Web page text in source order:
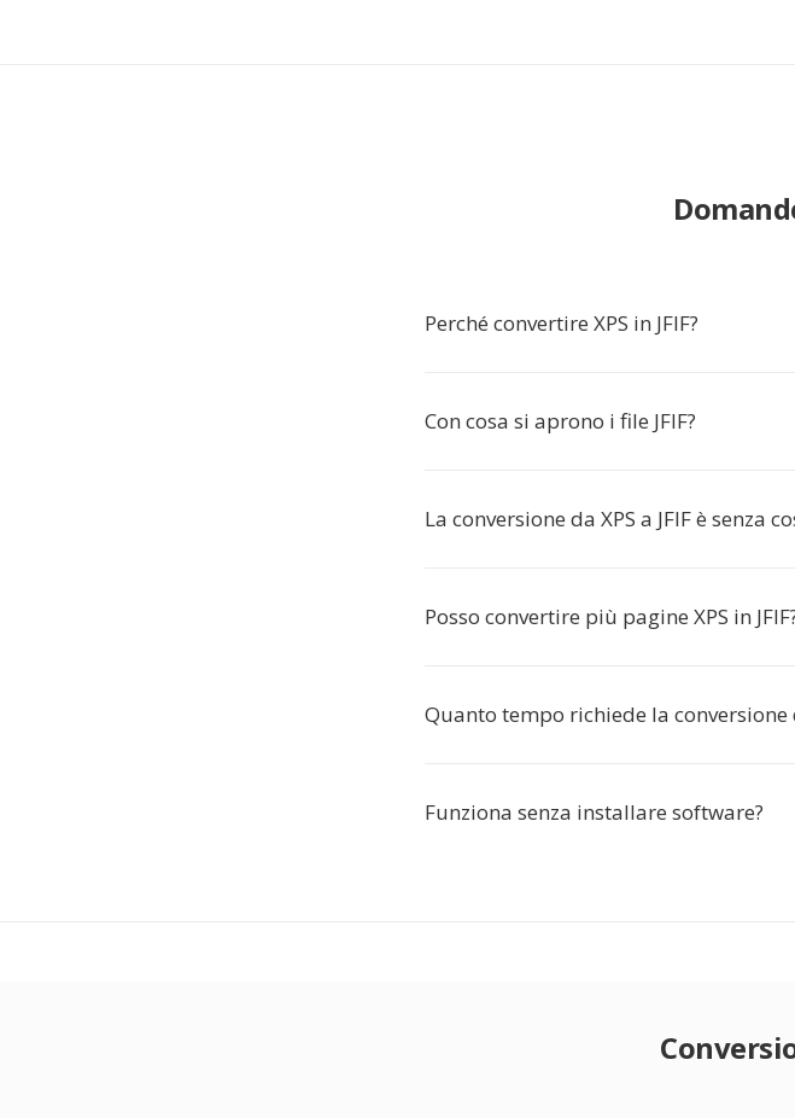
Perché convertire XPS in JFIF?
Con cosa si aprono i file JFIF?
La conversione da XPS a JFIF è senza
Posso convertire più pagine XPS in
Quanto tempo richiede la conversione
Funziona senza installare software?